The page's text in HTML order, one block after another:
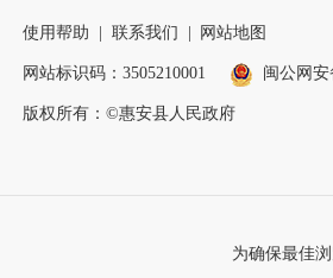
使用帮助 联系我们 网站地图
网站标识码：3505210001 闽公网安
版权所有：©惠安县人民政府
为确保最佳